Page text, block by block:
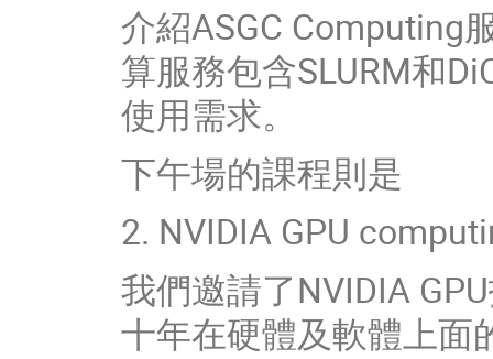
介紹ASGC Computing
算服務包含SLURM和
使用需求。
下午場的課程則是
2. NVIDIA GPU
我們邀請了NVIDIA
十年在硬體及軟體上面